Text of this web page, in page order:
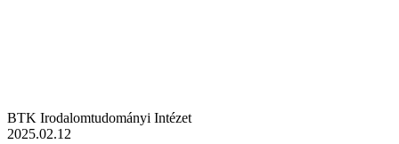
BTK Irodalomtudományi Intézet
2025.02.12